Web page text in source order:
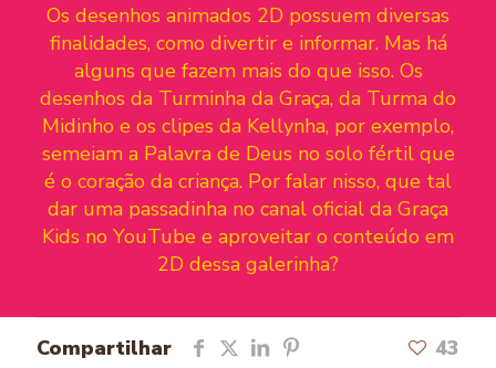
Os desenhos animados 2D possuem diversas
finalidades, como divertir e informar. Mas há
alguns que fazem mais do que isso. Os
desenhos da Turminha da Graça, da Turma do
Midinho e os clipes da Kellynha, por exemplo,
semeiam a Palavra de Deus no solo fértil que
é o coração da criança. Por falar nisso, que tal
dar uma passadinha no canal oficial da Graça
Kids no YouTube e aproveitar o conteúdo em
2D dessa galerinha?
Compartilhar 43